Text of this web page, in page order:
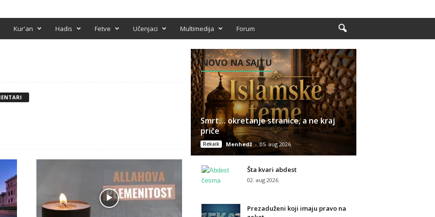
Kur'an Hadis Fetve Učenjaci Multimedija Forum
NOVO NA SAJTU
Smrt… okretanje stranice, a ne kraj
priče
Rekaik Menhedž - 05. aug 2026.
Šta kvari abdest
02. aug 2026.
Prezaduženi koji imaju pravo na